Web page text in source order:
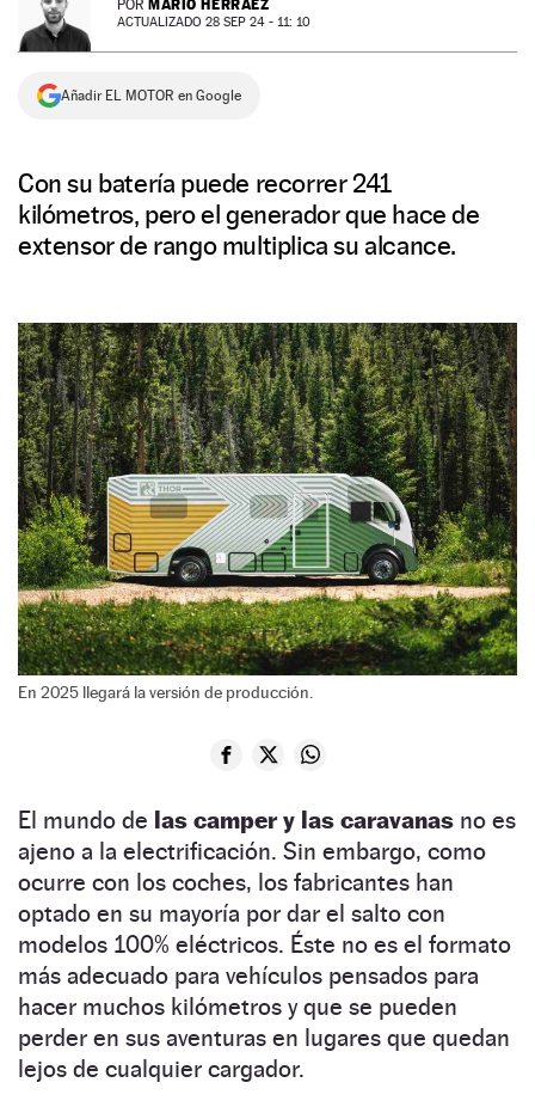
NEWSLETTER
SÍGUENOS
POR MARIO HERRÁEZ
ACTUALIZADO 28 SEP 24 - 11: 10
Añadir EL MOTOR en Google
Con su batería puede recorrer 241
kilómetros, pero el generador que hace de
extensor de rango multiplica su alcance.
En 2025 llegará la versión de producción.
El mundo de las camper y las caravanas no es
ajeno a la electrificación. Sin embargo, como
ocurre con los coches, los fabricantes han
optado en su mayoría por dar el salto con
modelos 100% eléctricos. Éste no es el formato
más adecuado para vehículos pensados para
hacer muchos kilómetros y que se pueden
perder en sus aventuras en lugares que quedan
lejos de cualquier cargador.